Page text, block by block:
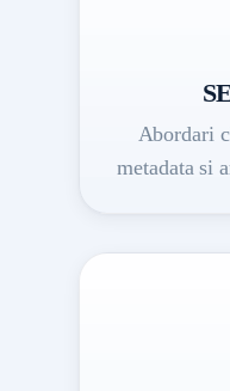
Abordari
metadata si